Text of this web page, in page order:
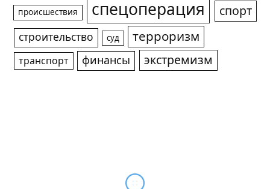
происшествия спецоперация спорт
строительство суд терроризм
транспорт финансы экстремизм